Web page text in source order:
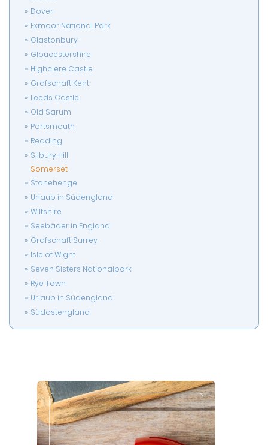
Dover
Exmoor National Park
Glastonbury
Gloucestershire
Highclere Castle
Grafschaft Kent
Leeds Castle
Old Sarum
Portsmouth
Reading
Silbury Hill
Somerset
Stonehenge
Urlaub in Südengland
Wiltshire
Seebäder in England
Grafschaft Surrey
Isle of Wight
Seven Sisters Nationalpark
Rye Town
Urlaub in Südengland
Südostengland